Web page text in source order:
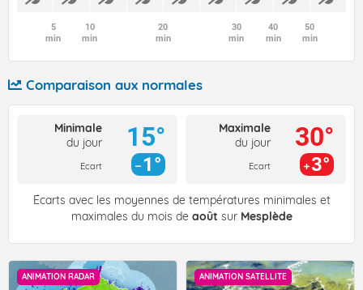
5
min
10
min
20
min
30
min
40
min
50
min
Comparaison aux normales
Minimale
du jour
Ecart
15°
1°
Maximale
du jour
Ecart
30°
3°
Écarts avec les moyennes de températures minimales et
maximales du mois de août sur Mesplède
ANIMATION RADAR ANIMATION SATELLITE